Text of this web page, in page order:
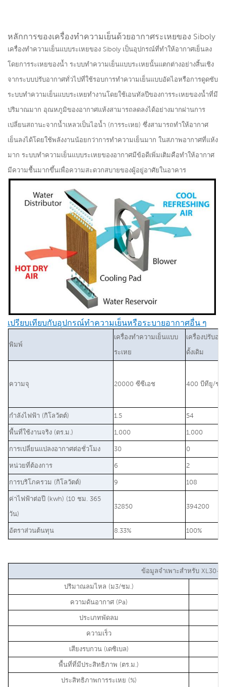
หลักการของเครื่องทำความเย็นด้วยอากาศระเหยของ Siboly
เครื่องทำความเย็นแบบระเหยของ Siboly เป็นอุปกรณ์ที่ทำให้อากาศเย็นลง
โดยการระเหยของน้ำ ระบบทำความเย็นแบบระเหยนั้นแตกต่างอย่างสิ้นเชิง
จากระบบปรับอากาศทั่วไปที่ใช้รอบการทำความเย็นแบบอัดไอหรือการดูดซับ
ระบบทำความเย็นแบบระเหยทำงานโดยใช้เอนทัลปีของการระเหยของน้ำที่มี
ปริมาณมาก อุณหภูมิของอากาศแห้งสามารถลดลงได้อย่างมากผ่านการ
เปลี่ยนสถานะจากน้ำเหลวเป็นไอน้ำ (การระเหย) ซึ่งสามารถทำให้อากาศ
เย็นลงได้โดยใช้พลังงานน้อยกว่าการทำความเย็นมาก ในสภาพอากาศที่แห้ง
มาก ระบบทำความเย็นแบบระเหยของอากาศมีข้อดีเพิ่มเติมคือทำให้อากาศ
มีความชื้นมากขึ้นเพื่อความสะดวกสบายของผู้อยู่อาศัยในอาคาร
เปรียบเทียบกับอุปกรณ์ทำความเย็นหรือระบายอากาศอื่น ๆ
พิมพ์
เครื่องทำความเย็นแบบ
ระเหย
เครื่องปรับอา
ดั้งเดิม
ความจุ 20000 ซีซีเอช 400 บีทียู/ชม.
กำลังไฟฟ้า (กิโลวัตต์) 1.5 54
พื้นที่ใช้งานจริง (ตร.ม.) 1,000 1,000
การเปลี่ยนแปลงอากาศต่อชั่วโมง 30 0
หน่วยที่ต้องการ 6 2
การบริโภครวม (กิโลวัตต์) 9 108
ค่าไฟฟ้าต่อปี (kwh) (10 ชม. 365
วัน)
32850 394200
อัตราส่วนต้นทุน 8.33% 100%
ข้อมูลจำเพาะสำหรับ XL30-
ปริมาณลมไหล (ม3/ชม.)
ความดันอากาศ (Pa)
ประเภทพัดลม
ความเร็ว
เสียงรบกวน (เดซิเบล)
พื้นที่ที่มีประสิทธิภาพ (ตร.ม.)
ประสิทธิภาพการระเหย (%)